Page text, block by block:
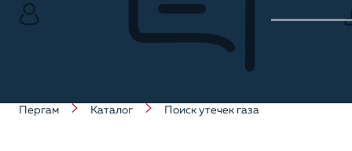
Пергам Каталог Поиск утечек газа